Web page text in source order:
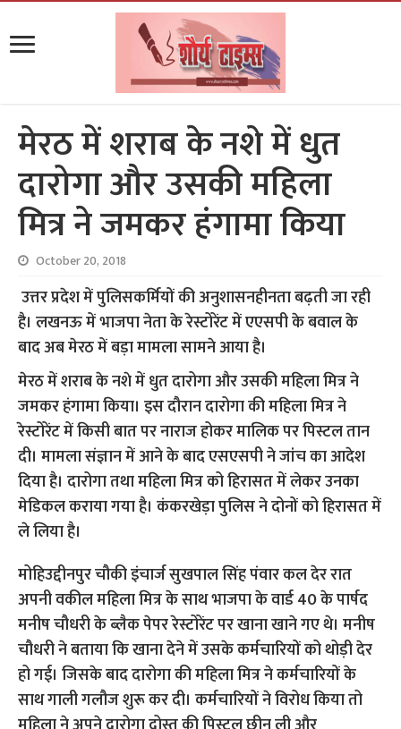
मेरठ में शराब के नशे में धुत
दारोगा और उसकी महिला
मित्र ने जमकर हंगामा किया
October 20, 2018
उत्तर प्रदेश में पुलिसकर्मियों की अनुशासनहीनता बढ़ती जा रही
है। लखनऊ में भाजपा नेता के रेस्टोरेंट में एएसपी के बवाल के
बाद अब मेरठ में बड़ा मामला सामने आया है।
मेरठ में शराब के नशे में धुत दारोगा और उसकी महिला मित्र ने
जमकर हंगामा किया। इस दौरान दारोगा की महिला मित्र ने
रेस्टोरेंट में किसी बात पर नाराज होकर मालिक पर पिस्टल तान
दी। मामला संज्ञान में आने के बाद एसएसपी ने जांच का आदेश
दिया है। दारोगा तथा महिला मित्र को हिरासत में लेकर उनका
मेडिकल कराया गया है। कंकरखेड़ा पुलिस ने दोनों को हिरासत में
ले लिया है।
मोहिउद्दीनपुर चौकी इंचार्ज सुखपाल सिंह पंवार कल देर रात
अपनी वकील महिला मित्र के साथ भाजपा के वार्ड 40 के पार्षद
मनीष चौधरी के ब्लैक पेपर रेस्टोरेंट पर खाना खाने गए थे। मनीष
चौधरी ने बताया कि खाना देने में उसके कर्मचारियों को थोड़ी देर
हो गई। जिसके बाद दारोगा की महिला मित्र ने कर्मचारियों के
साथ गाली गलौज शुरू कर दी। कर्मचारियों ने विरोध किया तो